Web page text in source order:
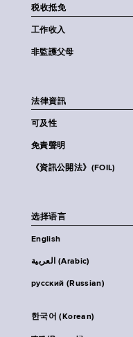
税收抵免
工作收入
非監護父母
法律資訊
可及性
免責聲明
《資訊公開法》(FOIL)
选择语言
English
العربية (Arabic)
русский (Russian)
한국어 (Korean)